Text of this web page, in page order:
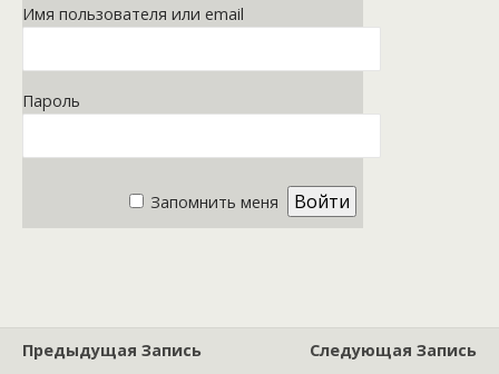
Имя пользователя или email
Пароль
Запомнить меня
Предыдущая Запись
Следующая Запись